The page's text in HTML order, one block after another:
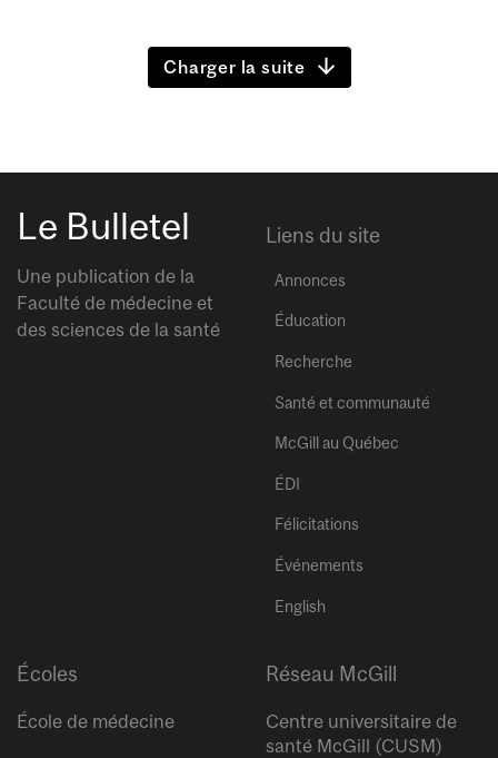
Charger la suite
Le Bulletel
Une publication de la
Faculté de médecine et
des sciences de la santé
Liens du site
Annonces
Éducation
Recherche
Santé et communauté
McGill au Québec
ÉDI
Félicitations
Événements
English
Écoles
École de médecine
Réseau McGill
Centre universitaire de
santé McGill (CUSM)